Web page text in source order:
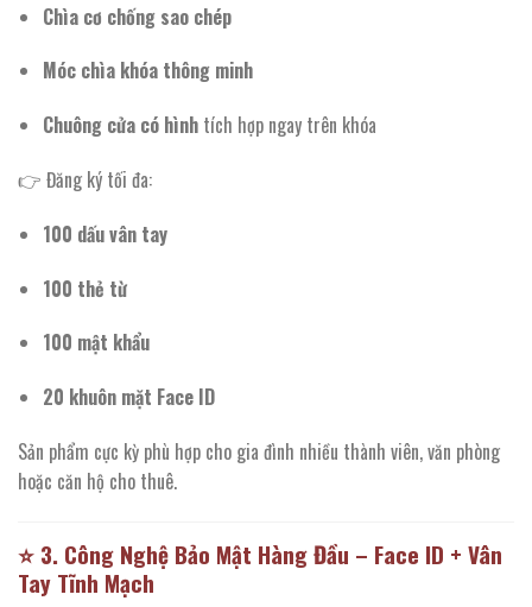
Chìa cơ chống sao chép
Móc chìa khóa thông minh
Chuông cửa có hìnhtích hợp ngay trên khóa
👉 Đăng ký tối đa:
100 dấu vân tay
100 thẻ từ
100 mật khẩu
20 khuôn mặt Face ID
Sản phẩm cực kỳ phù hợp cho gia đình nhiều thành viên, văn phòng
hoặc căn hộ cho thuê.
⭐ 3. Công Nghệ Bảo Mật Hàng Đầu – Face ID + Vân
Tay Tĩnh Mạch